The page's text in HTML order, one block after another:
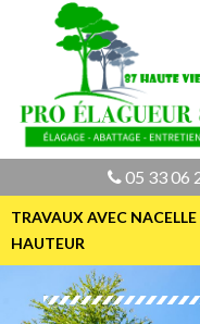
05 33 06
TRAVAUX AVEC NACELLE
HAUTEUR